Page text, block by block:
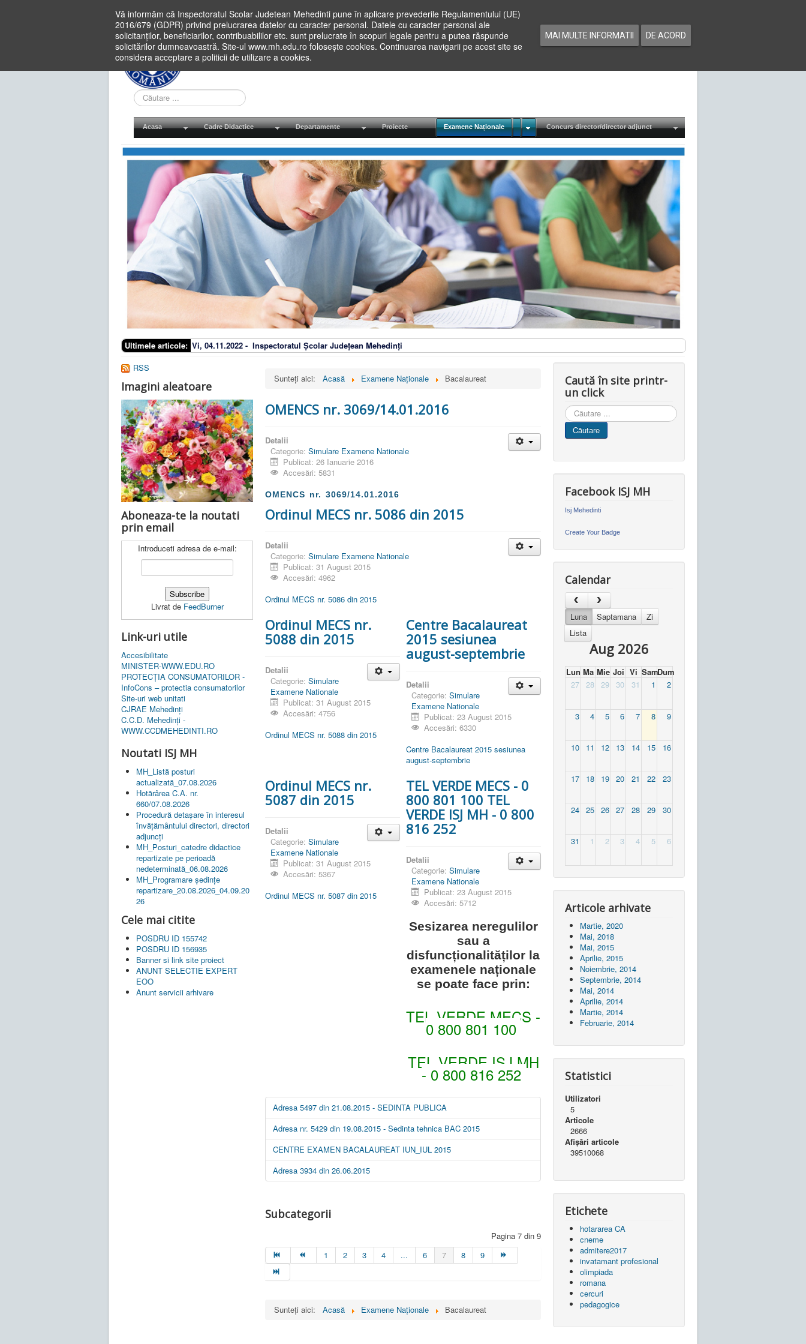
Vă informăm că Inspectoratul Scolar Judetean Mehedinti pune în aplicare prevederile Regulamentului (UE)
2016/679 (GDPR) privind prelucrarea datelor cu caracter personal. Datele cu caracter personal ale
solicitanților, beneficiarilor, contribuabililor etc. sunt prelucrate în scopuri legale pentru a putea răspunde
solicitărilor dumneavoastră. Site-ul www.mh.edu.ro folosește cookies. Continuarea navigarii pe acest site se
considera acceptare a politicii de utilizare a cookies.
MAI MULTE INFORMATII DE ACORD
Cauta
in
site
Acasa Cadre Didactice Departamente Proiecte Examene Naționale Concurs director/director adjunct
Ultimele articole: Vi, 04.11.2022 - Inspectoratul Școlar Județean Mehedinți
RSS
Imagini aleatoare
Aboneaza-te la noutati
prin email
Introduceti adresa de e-mail:
Livrat de FeedBurner
Link-uri utile
Accesibilitate
MINISTER-WWW.EDU.RO
PROTECȚIA CONSUMATORILOR -
InfoCons – protectia consumatorilor
Site-uri web unitati
CJRAE Mehedinți
C.C.D. Mehedinţi -
WWW.CCDMEHEDINTI.RO
Noutati ISJ MH
MH_Listă posturi
actualizată_07.08.2026
Hotărârea C.A. nr.
660/07.08.2026
Procedură detașare în interesul
învățământului directori, directori
adjuncți
MH_Posturi_catedre didactice
repartizate pe perioadă
nedeterminată_06.08.2026
MH_Programare ședințe
repartizare_20.08.2026_04.09.20
26
Cele mai citite
POSDRU ID 155742
POSDRU ID 156935
Banner si link site proiect
ANUNT SELECTIE EXPERT
EOO
Anunt servicii arhivare
Sunteți aici: Acasă Examene Naționale Bacalaureat
OMENCS nr. 3069/14.01.2016
Detalii
Categorie: Simulare Examene Nationale
Publicat: 26 Ianuarie 2016
Accesări: 5831
OMENCS nr. 3069/14.01.2016
Ordinul MECS nr. 5086 din 2015
Detalii
Categorie: Simulare Examene Nationale
Publicat: 31 August 2015
Accesări: 4962
Ordinul MECS nr. 5086 din 2015
Ordinul MECS nr.
5088 din 2015
Detalii
Categorie: Simulare
Examene Nationale
Publicat: 31 August 2015
Accesări: 4756
Ordinul MECS nr. 5088 din 2015
Centre Bacalaureat
2015 sesiunea
august-septembrie
Detalii
Categorie: Simulare
Examene Nationale
Publicat: 23 August 2015
Accesări: 6330
Centre Bacalaureat 2015 sesiunea
august-septembrie
Ordinul MECS nr.
5087 din 2015
Detalii
Categorie: Simulare
Examene Nationale
Publicat: 31 August 2015
Accesări: 5367
Ordinul MECS nr. 5087 din 2015
TEL VERDE MECS - 0
800 801 100 TEL
VERDE ISJ MH - 0 800
816 252
Detalii
Categorie: Simulare
Examene Nationale
Publicat: 23 August 2015
Accesări: 5712
Sesizarea neregulilor
sau a
disfuncționalităților la
examenele naționale
se poate face prin:
TEL VERDE MECS -
0 800 801 100
TEL VERDE ISJ MH
- 0 800 816 252
Adresa 5497 din 21.08.2015 - SEDINTA PUBLICA
Adresa nr. 5429 din 19.08.2015 - Sedinta tehnica BAC 2015
CENTRE EXAMEN BACALAUREAT IUN_IUL 2015
Adresa 3934 din 26.06.2015
Subcategorii
Pagina 7 din 9
1
2 3 4 ... 6 7 8 9
Sunteți aici: Acasă Examene Naționale Bacalaureat
Caută în site printr-
un click
Cauta
in
site
Căutare
Facebook ISJ MH
Isj Mehedinti
Create Your Badge
Calendar
Luna Saptamana
Zi
Lista
Aug 2026
Lun Ma Mie Joi Vi SamDum
27
28 29 30 31 1 2
3 4 5 6 7 8 9
10 11 12 13 14 15 16
17 18 19 20 21 22 23
24 25 26 27 28 29 30
31 1 2 3 4 5 6
Articole arhivate
Martie, 2020
Mai, 2018
Mai, 2015
Aprilie, 2015
Noiembrie, 2014
Septembrie, 2014
Mai, 2014
Aprilie, 2014
Martie, 2014
Februarie, 2014
Statistici
Utilizatori
5
Articole
2666
Afișări articole
39510068
Etichete
hotararea CA
cneme
admitere2017
invatamant profesional
olimpiada
romana
cercuri
pedagogice